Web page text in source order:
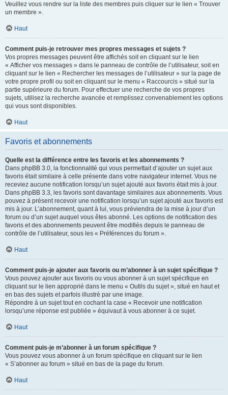
Veuillez vous rendre sur la liste des membres puis cliquer sur le lien « Trouver
un membre ».
Haut
Comment puis-je retrouver mes propres messages et sujets ?
Vos propres messages peuvent être affichés soit en cliquant sur le lien
« Afficher vos messages » dans le panneau de contrôle de l’utilisateur, soit en
cliquant sur le lien « Rechercher les messages de l’utilisateur » sur la page de
votre propre profil ou soit en cliquant sur le menu « Raccourcis » situé sur la
partie supérieure du forum. Pour effectuer une recherche de vos propres
sujets, utilisez la recherche avancée et remplissez convenablement les options
qui vous sont disponibles.
Haut
Favoris et abonnements
Quelle est la différence entre les favoris et les abonnements ?
Dans phpBB 3.0, la fonctionnalité qui vous permettait d’ajouter un sujet aux
favoris était similaire à celle présente dans votre navigateur internet. Vous ne
receviez aucune notification lorsqu’un sujet ajouté aux favoris était mis à jour.
Dans phpBB 3.3, les favoris sont davantage similaires aux abonnements. Vous
pouvez à présent recevoir une notification lorsqu’un sujet ajouté aux favoris est
mis à jour. L’abonnement, quant à lui, vous préviendra de la mise à jour d’un
forum ou d’un sujet auquel vous êtes abonné. Les options de notification des
favoris et des abonnements peuvent être modifiés depuis le panneau de
contrôle de l’utilisateur, sous les « Préférences du forum ».
Haut
Comment puis-je ajouter aux favoris ou m’abonner à un sujet spécifique ?
Vous pouvez ajouter aux favoris ou vous abonner à un sujet spécifique en
cliquant sur le lien approprié dans le menu « Outils du sujet », situé en haut et
en bas des sujets et parfois illustré par une image.
Répondre à un sujet tout en cochant la case « Recevoir une notification
lorsqu’une réponse est publiée » équivaut à vous abonner à ce sujet.
Haut
Comment puis-je m’abonner à un forum spécifique ?
Vous pouvez vous abonner à un forum spécifique en cliquant sur le lien
« S’abonner au forum » situé en bas de la page du forum.
Haut